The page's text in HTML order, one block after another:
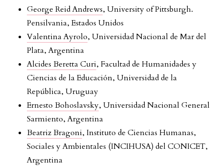
George Reid Andrews, University of Pittsburgh.
Pensilvania, Estados Unidos
Valentina Ayrolo, Universidad Nacional de Mar del
Plata, Argentina
Alcides Beretta Curi, Facultad de Humanidades y
Ciencias de la Educación, Universidad de la
República, Uruguay
Ernesto Bohoslavsky, Universidad Nacional General
Sarmiento, Argentina
Beatriz Bragoni, Instituto de Ciencias Humanas,
Sociales y Ambientales (INCIHUSA) del CONICET,
Argentina